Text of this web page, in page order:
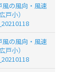
風の風向・風速
戸小）
風の風向・風速
戸小）